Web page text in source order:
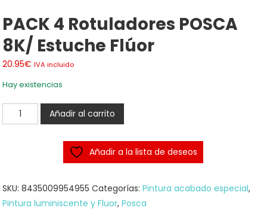
PACK 4 Rotuladores POSCA
8K/ Estuche Flúor
20.95€ IVA incluido
Hay existencias
PACK
4
Estuche
Flúor
Añadir al carrito
Añadir a la lista de deseos
SKU:8435009954955 Categorías:Pintura acabado especial,
Pintura luminiscente y Fluor,Posca